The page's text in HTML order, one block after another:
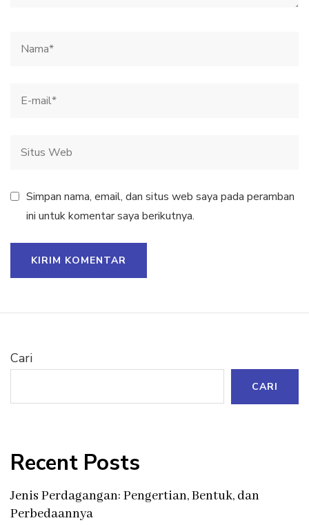
Simpan nama, email, dan situs web saya pada peramban
ini untuk komentar saya berikutnya.
Cari
CARI
Recent Posts
Jenis Perdagangan: Pengertian, Bentuk, dan
Perbedaannya